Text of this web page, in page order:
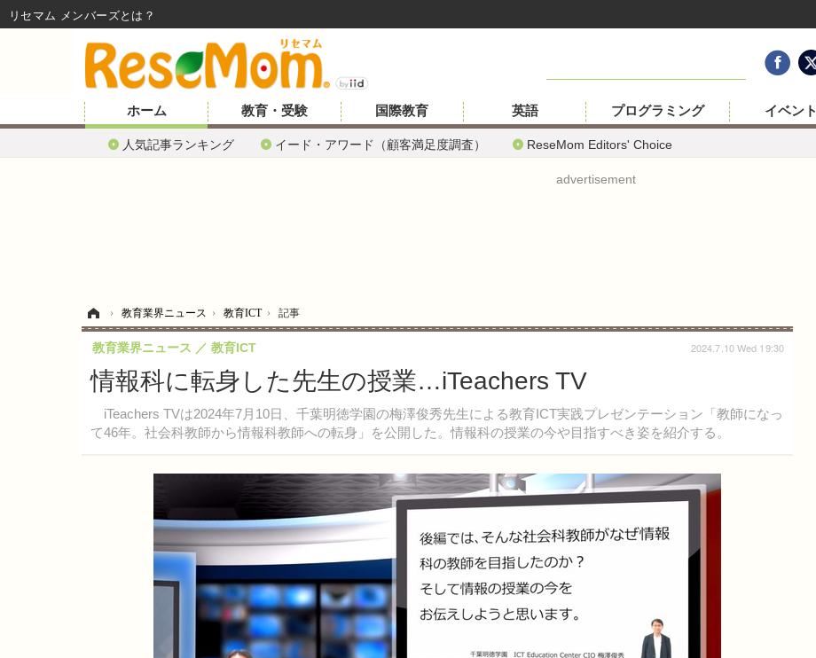
ホーム
人気記事ランキング イード・アワード（顧客満足度調査） ReseMom Editors' Choice
教育・受験 国際教育 英語 プログラミング イベント
advertisement
› 教育業界ニュース › 教育ICT › 記事
情報科に転身した先生の授業…iTeachers TV
iTeachers TVは2024年7月10日、千葉明徳学園の梅澤俊秀先生による教育ICT実践プレゼンテーション「教師になっ
て46年。社会科教師から情報科教師への転身」を公開した。情報科の授業の今や目指すべき姿を紹介する。
教育業界ニュース 教育ICT 2024.7.10 Wed 19:30
リセマム メンバーズ